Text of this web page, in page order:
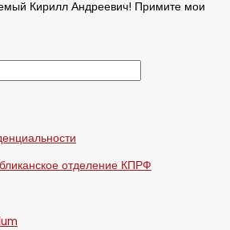
Кирилл Андреевич! Примите мои
отделение КПРФ